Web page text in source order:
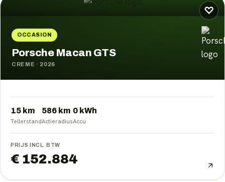
♡
OCCASION
Porsche Macan GTS
CREME · 2026
15 km
Tellerstand
586 km
Actieradius
0 kWh
Accu
PRIJS INCL. BTW
€ 152.884